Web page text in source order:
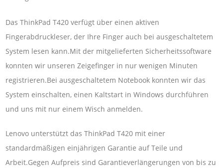
Das ThinkPad T420 verfügt über einen aktiven
Fingerabdruckleser, der Ihre Finger auch bei ausgeschaltetem
System lesen kann.Mit der mitgelieferten Sicherheitssoftware
konnten wir unseren Zeigefinger in nur wenigen Minuten
registrieren.Bei ausgeschaltetem Notebook konnten wir das
System einschalten, einen Kaltstart in Windows durchführen
und uns mit nur einem Wisch anmelden.
Lenovo unterstützt das ThinkPad T420 mit einer
standardmäßigen einjährigen Garantie auf Teile und
Arbeit.Gegen Aufpreis sind Garantieverlängerungen von bis zu